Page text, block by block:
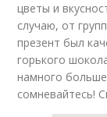
цветы и
случаю, от
презент был
горького
намного
сомневайтесь!